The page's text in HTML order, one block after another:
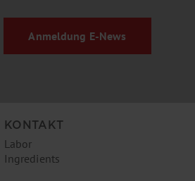
Anmeldung E-News
KONTAKT
Labor
Ingredients